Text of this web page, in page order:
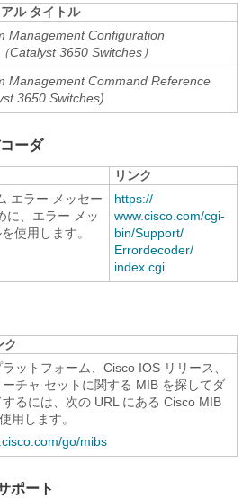
ル タイトル
Management Configuration
Catalyst 3650 Switches）
Management Command Reference
3650 Switches)
ーダ
リンク
エラー メッセー
に、エラー メッ
使用します。
https:/​/​
www.cisco.com/​cgi-
bin/​Support/​
Errordecoder/​
index.cgi
ク
ットフォーム、Cisco IOS リリース、
チャ セットに関する MIB を探してダ
るには、次の URL にある Cisco MIB
用します。
​go/​mibs
ポート